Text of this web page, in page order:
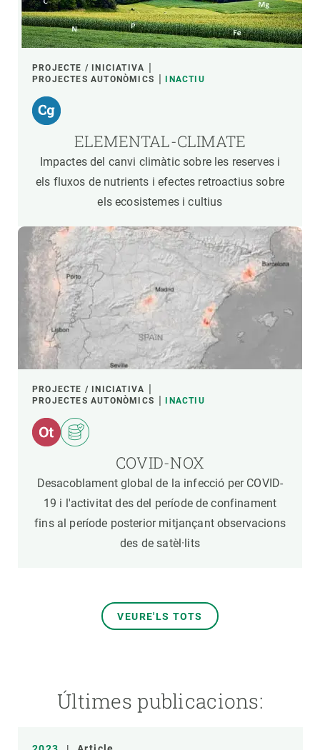
PROJECTE / INICIATIVA
PROJECTES AUTONÒMICS
INACTIU
ELEMENTAL-CLIMATE
Impactes del canvi climàtic sobre les reserves i
els fluxos de nutrients i efectes retroactius sobre
els ecosistemes i cultius
PROJECTE / INICIATIVA
PROJECTES AUTONÒMICS
INACTIU
COVID-NOX
Desacoblament global de la infecció per COVID-
19 i l'activitat des del període de confinament
fins al període posterior mitjançant observacions
des de satèl·lits
VEURE'LS TOTS
Últimes publicacions: